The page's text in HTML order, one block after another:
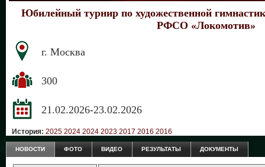
Юбилейный турнир по художественной
РФСО «Локомотив»
г. Москва
300
21.02.2026-23.02.2026
История: 2025 2024 2024 2023 2017 2016 2016
НОВОСТИ ФОТО ВИДЕО РЕЗУЛЬТАТЫ ДОКУМЕНТЫ